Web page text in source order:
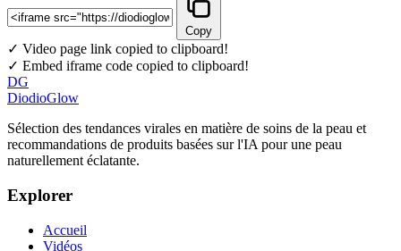
Copy
✓ Video page link copied to clipboard!
✓ Embed iframe code copied to clipboard!
DG
DiodioGlow
Sélection des tendances virales en matière de soins de la peau et
recommandations de produits basées sur l'IA pour une peau
naturellement éclatante.
Explorer
Accueil
Vidéos